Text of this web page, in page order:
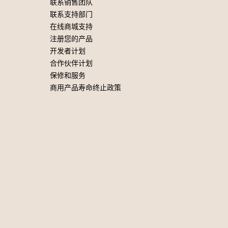
联系销售团队
联系支持部门
在线商城支持
注册您的产品
开发者计划
合作伙伴计划
保修和服务
商用产品寿命终止政策